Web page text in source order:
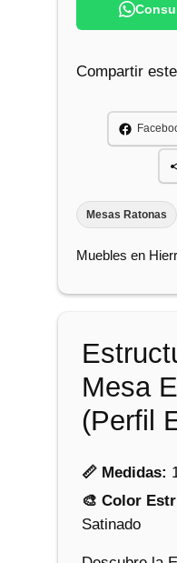
r
c
a
a
E
a
Compartir
Mesas Ratonas
Muebles en
Mesa
(Perfil
📏 Medidas:
🎨 Color
Satinado